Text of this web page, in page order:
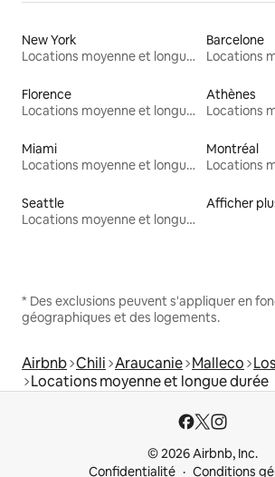
New York
Locations moyenne et longue durée
Barcelone
Florence
Locations moyenne et longue durée
Athènes
Miami
Locations moyenne et longue durée
Montréal
Seattle
Locations moyenne et longue durée
Afficher
* Des exclusions peuvent s'appliquer en
géographiques et des logements.
Airbnb Chili Araucanie Malleco
Locations moyenne et longue durée
© 2026 Airbnb, Inc.
Confidentialité
Conditions